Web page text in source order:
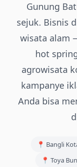
Gunung
sejuk. Bisnis
wisata alam
hot
agrowisata
kampanye
Anda bisa
📍 Bangli
📍 Toya